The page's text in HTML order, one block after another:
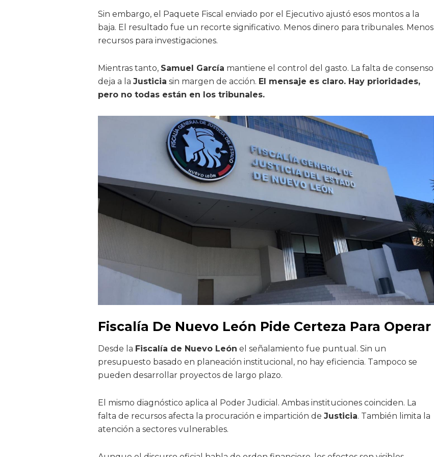
Sin embargo, el Paquete Fiscal enviado por el Ejecutivo ajustó esos montos a la
baja. El resultado fue un recorte significativo. Menos dinero para tribunales. Menos
recursos para investigaciones.
Mientras tanto, Samuel García mantiene el control del gasto. La falta de consenso
deja a la Justicia sin margen de acción. El mensaje es claro. Hay prioridades,
pero no todas están en los tribunales.
Fiscalía De Nuevo León Pide Certeza Para Operar
Desde la Fiscalía de Nuevo León el señalamiento fue puntual. Sin un
presupuesto basado en planeación institucional, no hay eficiencia. Tampoco se
pueden desarrollar proyectos de largo plazo.
El mismo diagnóstico aplica al Poder Judicial. Ambas instituciones coinciden. La
falta de recursos afecta la procuración e impartición de Justicia. También limita la
atención a sectores vulnerables.